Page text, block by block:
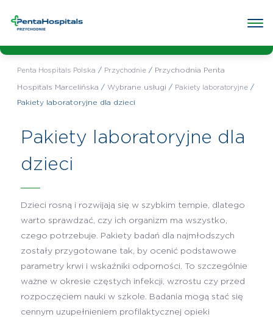
przychodnia:
Penta Hospitals Polska / Przychodnie/ Przychodnia Penta
Hospitals Marcelińska / Wybrane usługi / Pakiety laboratoryjne/
Pakiety laboratoryjne dla dzieci
Pakiety laboratoryjne dla
dzieci
Dzieci rosną i rozwijają się w szybkim tempie, dlatego
warto sprawdzać, czy ich organizm ma wszystko,
czego potrzebuje. Pakiety badań dla najmłodszych
zostały przygotowane tak, by ocenić podstawowe
parametry krwi i wskaźniki odporności. To szczególnie
ważne w okresie częstych infekcji, wzrostu czy przed
rozpoczęciem nauki w szkole. Badania mogą stać się
cennym uzupełnieniem profilaktycznej opieki